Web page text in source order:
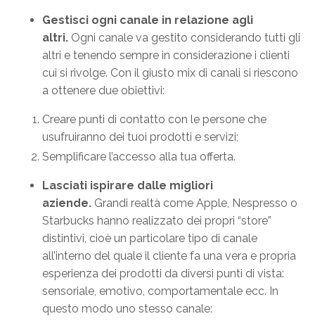
Gestisci ogni canale in relazione agli
altri. Ogni canale va gestito considerando tutti gli
altri e tenendo sempre in considerazione i clienti
cui si rivolge. Con il giusto mix di canali si riescono
a ottenere due obiettivi:
Creare punti di contatto con le persone che
usufruiranno dei tuoi prodotti e servizi;
Semplificare l’accesso alla tua offerta.
Lasciati ispirare dalle migliori
aziende. Grandi realtà come Apple, Nespresso o
Starbucks hanno realizzato dei propri “store”
distintivi, cioè un particolare tipo di canale
all’interno del quale il cliente fa una vera e propria
esperienza dei prodotti da diversi punti di vista:
sensoriale, emotivo, comportamentale ecc. In
questo modo uno stesso canale: